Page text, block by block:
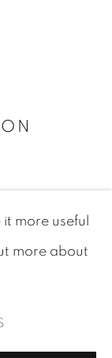
more useful
more about